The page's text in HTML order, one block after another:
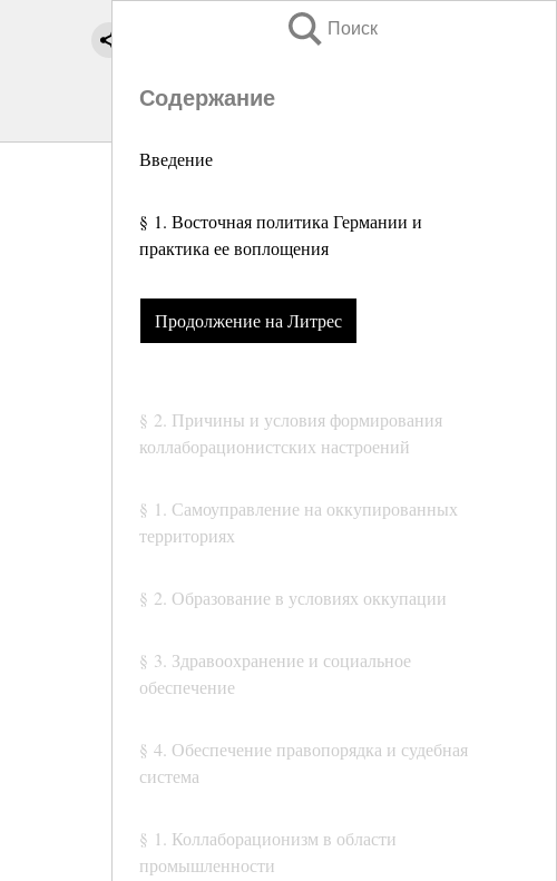
Поиск
Содержание
Введение
§ 1. Восточная политика Германии и
практика ее воплощения
Продолжение на Литрес
§ 2. Причины и условия формирования
коллаборационистских настроений
§ 1. Самоуправление на оккупированных
территориях
§ 2. Образование в условиях оккупации
§ 3. Здравоохранение и социальное
обеспечение
§ 4. Обеспечение правопорядка и судебная
система
§ 1. Коллаборационизм в области
промышленности